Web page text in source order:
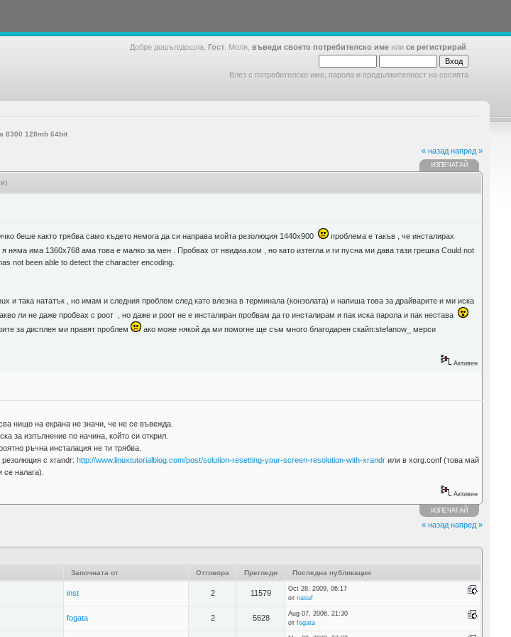
Добре дошъл/дошла, Гост . Моля, въведи своето потребителско име или се регистрирай
Влез с потребителско име, парола и продължителност на сесията
8300 128mb 64bit
« назад напред »
ИЗПЕЧАТАЙ
беше както трябва само където немога да си направа мойта резолюция 1440х900
проблема е такъв , че инсталирах
няма има 1360х768 ама това е малко за мен . Пробвах от нвидиа.ком , но като изтегла и ги пусна ми дава тази грешка Could not
not been able to detect the character encoding.
и така нататък , но имам и следния проблем след като влезна в терминала (конзолата) и напиша това за драйварите и ми иска
ли не даже пробвах с роот , но даже и роот не е инсталиран пробвам да го инсталирам и пак иска парола и пак нестава
за дисплея ми правят проблем
ако може някой да ми помогне ще съм много благодарен скайп:stefanow_ мерси
Активен
нищо на екрана не значи, че не се въвежда.
за изпълнение по начина, който си открил.
ръчна инсталация не ти трябва.
с xrandr: http://www.linuxtutorialblog.com/post/solution-resetting-your-screen-resolution-with-xrandr или в xorg.conf (това май
налага).
Активен
ИЗПЕЧАТАЙ
« назад напред »
Започната от Отговора Прегледи Последна публикация
inst 2 11579
Oct 28, 2009, 06:17
от nasuf
fogata 2 5628
Aug 07, 2006, 21:30
от fogata